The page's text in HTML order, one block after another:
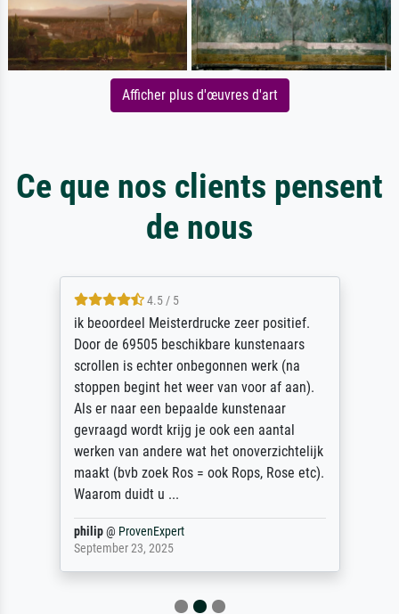
Afficher plus d'œuvres d'art
Ce que nos clients pensent
de nous
4.5 / 5
ik beoordeel Meisterdrucke zeer positief.
Door de 69505 beschikbare kunstenaars
scrollen is echter onbegonnen werk (na
stoppen begint het weer van voor af aan).
Als er naar een bepaalde kunstenaar
gevraagd wordt krijg je ook een aantal
werken van andere wat het onoverzichtelijk
maakt (bvb zoek Ros = ook Rops, Rose etc).
Waarom duidt u ...
philip@ ProvenExpert
September 23, 2025